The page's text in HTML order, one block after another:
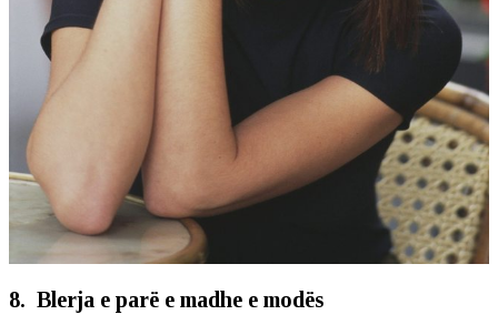
8. Blerja e parë e madhe e modës